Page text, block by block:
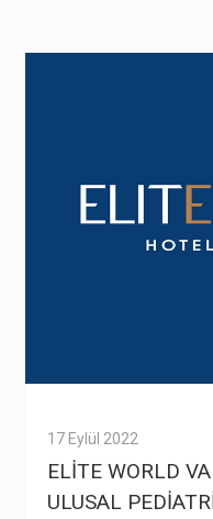
17 Eylül 2022
ELİTE WORLD
ULUSAL